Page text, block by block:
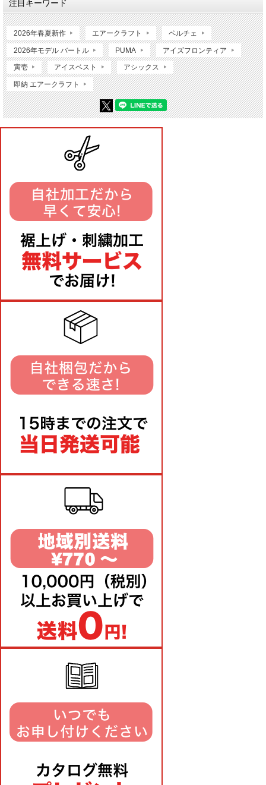
注目キーワード
2026年春夏新作 エアークラフト ペルチェ
2026年モデル バートル PUMA アイズフロンティア
寅壱 アイスベスト アシックス
即納 エアークラフト